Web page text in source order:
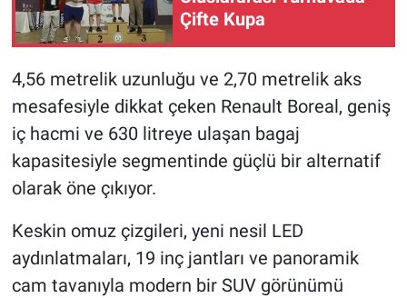
Çifte Kupa
4,56 metrelik uzunluğu ve 2,70 metrelik aks
mesafesiyle dikkat çeken Renault Boreal, geniş
iç hacmi ve 630 litreye ulaşan bagaj
kapasitesiyle segmentinde güçlü bir alternatif
olarak öne çıkıyor.
Keskin omuz çizgileri, yeni nesil LED
aydınlatmaları, 19 inç jantları ve panoramik
cam tavanıyla modern bir SUV görünümü